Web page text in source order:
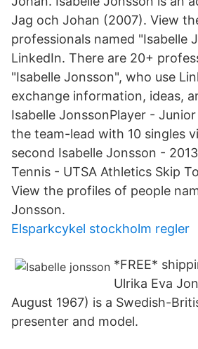
Jag och Johan (2007). View
professionals named "Isabelle
LinkedIn. There are 20+
"Isabelle Jonsson", who use
exchange information, ideas,
Isabelle JonssonPlayer -
the team-lead with 10 singles
second Isabelle Jonsson -
Tennis - UTSA Athletics Skip
View the profiles of people
Jonsson.
Elsparkcykel stockholm regler
*FREE*
Ulrika Eva
August 1967) is a Swedish-
presenter and model.